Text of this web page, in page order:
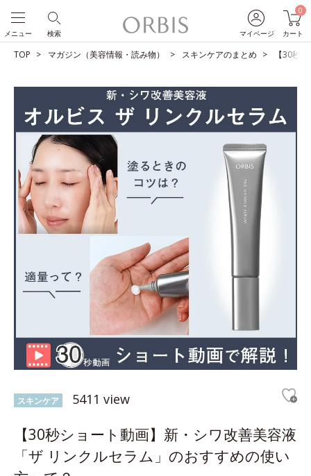
マイページ
0
カート
検索
メニュー
TOP マガジン（美容情報・読み物） スキンケアのまとめ 【30秒
スキンケア 5411 view
【30秒ショート動画】新・シワ改善美容液
「ザ リンクルセラム」のおすすめの使い